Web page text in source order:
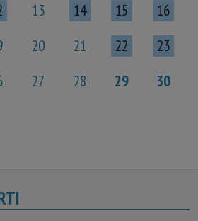
13 14 15
16
20 21 22
23
27 28 29
30